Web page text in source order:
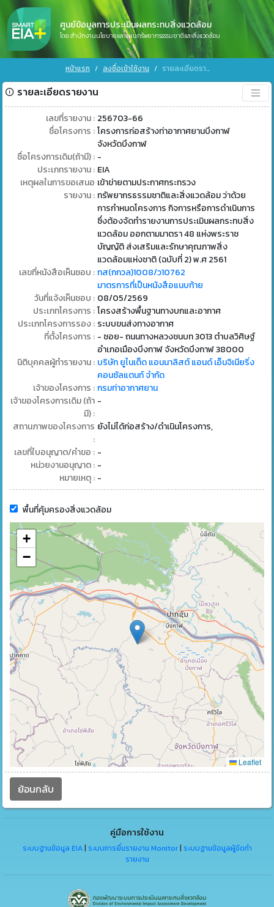
ศูนย์ข้อมูลการประเมินผลกระทบสิ่งแวดล้อม
โดย สำนักงานนโยบายและแผนทรัพยากรธรรมชาติและสิ่งแวดล้อม
หน้าแรก ลงชื่อเข้าใช้งาน รายละเอียดรายงาน
รายละเอียดรายงาน
เลขที่รายงาน : 256703-66
ชื่อโครงการ : โครงการก่อสร้างท่าอากาศยานบึงกาฬ
จังหวัดบึงกาฬ
ชื่อโครงการเดิม(ถ้ามี) : -
ประเภทรายงาน : EIA
เหตุผลในการขอเสนอ
รายงาน :
เข้าข่ายตามประกาศกระทรวง
ทรัพยากรธรรมชาติและสิ่งแวดล้อม ว่าด้วย
การกำหนดโครงการ กิจการหรือการดำเนินการ
ซึ่งต้องจัดทำรายงานการประเมินผลกระทบสิ่ง
แวดล้อม ออกตามมาตรา 48 แห่งพระราช
บัญญัติ ส่งเสริมและรักษาคุณภาพสิ่ง
แวดล้อมแห่งชาติ (ฉบับที่ 2) พ.ศ 2561
เลขที่หนังสือเห็นชอบ : ทส(กกวล)1008/ว10762
มาตรการที่เป็นหนังสือแนบท้าย
วันที่แจ้งเห็นชอบ : 08/05/2569
ประเภทโครงการ : โครงสร้างพื้นฐานทางบกและอากาศ
ประเภทโครงการรอง : ระบบขนส่งทางอากาศ
ที่ตั้งโครงการ : - ซอย- ถนนทางหลวงชนบท 3013 ตำบลวิศิษฐ์
อำเภอเมืองบึงกาฬ จังหวัดบึงกาฬ 38000
นิติบุคคลผู้ทำรายงาน : บริษัท ยูไนเต็ด แอนนาลิสต์ แอนด์ เอ็นจิเนียริ่ง
คอนซัลแตนท์ จำกัด
เจ้าของโครงการ : กรมท่าอากาศยาน
เจ้าของโครงการเดิม (ถ้า
มี) :
-
สถานภาพของโครงการ
:
ยังไม่ได้ก่อสร้าง/ดำเนินโครงการ,
เลขที่ใบอนุญาต/คำขอ : -
หน่วยงานอนุญาต : -
หมายเหตุ : -
พื้นที่คุ้มครองสิ่งแวดล้อม
+
−
Leaflet
ย้อนกลับ
คู่มือการใช้งาน
ระบบฐานข้อมูล EIA| ระบบการยื่นรายงาน Monitor| ระบบฐานข้อมูลผู้จัดทำ
รายงาน